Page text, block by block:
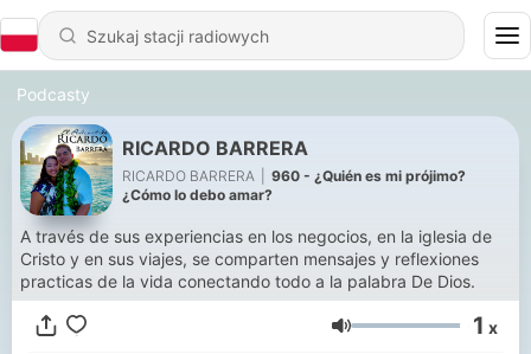
Podcasty
RICARDO BARRERA
RICARDO BARRERA
960 - ¿Quién es mi prójimo?
¿Cómo lo debo amar?
A través de sus experiencias en los negocios, en la iglesia de
Cristo y en sus viajes, se comparten mensajes y reflexiones
practicas de la vida conectando todo a la palabra De Dios.
Głośność 1 x